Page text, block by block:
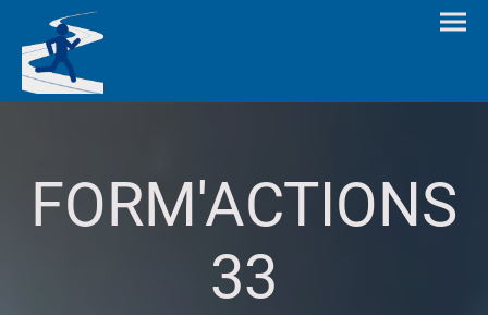
FORM'ACTIONS
33